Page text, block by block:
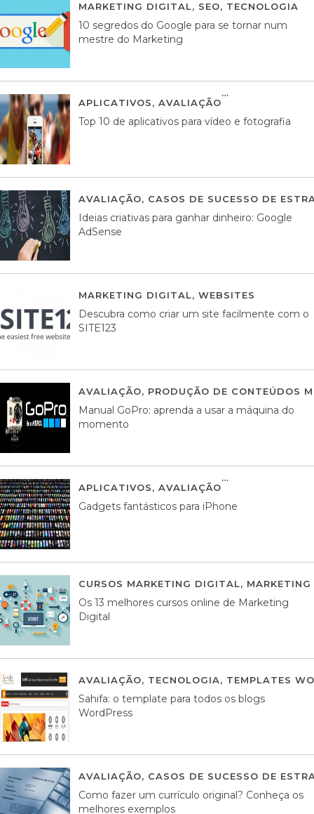
MARKETING DIGITAL, SEO, TECNOLOGIA
10 segredos do Google para se tornar num
mestre do Marketing
APLICATIVOS, AVALIAÇÃO
Top 10 de aplicativos para vídeo e fotografia
AVALIAÇÃO, CASOS DE SUCESSO DE
Ideias criativas para ganhar dinheiro: Google
AdSense
MARKETING DIGITAL, WEBSITES
Descubra como criar um site facilmente com o
SITE123
AVALIAÇÃO, PRODUÇÃO DE CONTEÚDOS
Manual GoPro: aprenda a usar a máquina do
momento
APLICATIVOS, AVALIAÇÃO
Gadgets fantásticos para iPhone
CURSOS MARKETING DIGITAL,
Os 13 melhores cursos online de Marketing
Digital
AVALIAÇÃO, TECNOLOGIA, TEMPLATES
Sahifa: o template para todos os blogs
WordPress
AVALIAÇÃO, CASOS DE SUCESSO DE
Como fazer um currículo original? Conheça os
melhores exemplos